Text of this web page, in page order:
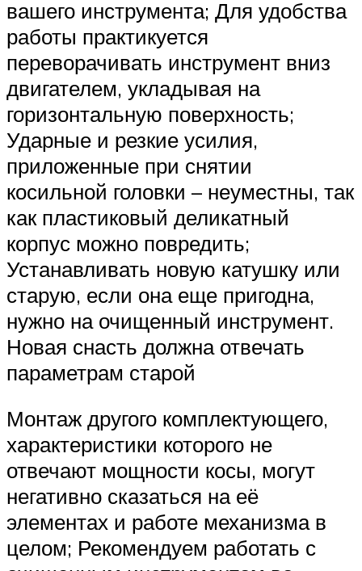
вашего инструмента; Для удобства
работы практикуется
переворачивать инструмент вниз
двигателем, укладывая на
горизонтальную поверхность;
Ударные и резкие усилия,
приложенные при снятии
косильной головки – неуместны, так
как пластиковый деликатный
корпус можно повредить;
Устанавливать новую катушку или
старую, если она еще пригодна,
нужно на очищенный инструмент.
Новая снасть должна отвечать
параметрам старой
Монтаж другого комплектующего,
характеристики которого не
отвечают мощности косы, могут
негативно сказаться на её
элементах и работе механизма в
целом; Рекомендуем работать с